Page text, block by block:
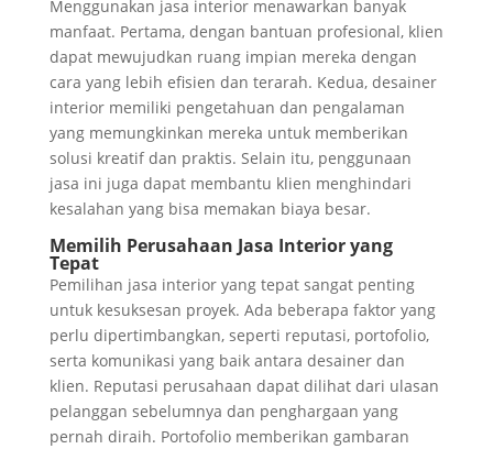
Menggunakan jasa interior menawarkan banyak
manfaat. Pertama, dengan bantuan profesional, klien
dapat mewujudkan ruang impian mereka dengan
cara yang lebih efisien dan terarah. Kedua, desainer
interior memiliki pengetahuan dan pengalaman
yang memungkinkan mereka untuk memberikan
solusi kreatif dan praktis. Selain itu, penggunaan
jasa ini juga dapat membantu klien menghindari
kesalahan yang bisa memakan biaya besar.
Memilih Perusahaan Jasa Interior yang
Tepat
Pemilihan jasa interior yang tepat sangat penting
untuk kesuksesan proyek. Ada beberapa faktor yang
perlu dipertimbangkan, seperti reputasi, portofolio,
serta komunikasi yang baik antara desainer dan
klien. Reputasi perusahaan dapat dilihat dari ulasan
pelanggan sebelumnya dan penghargaan yang
pernah diraih. Portofolio memberikan gambaran